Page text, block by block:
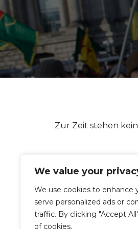
We value your
We use cookies to enhance
serve personalized ads or
traffic. By clicking "Accept
of cookies.
Zur Zeit stehen